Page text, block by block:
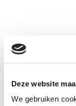
Deze website
We gebruiken